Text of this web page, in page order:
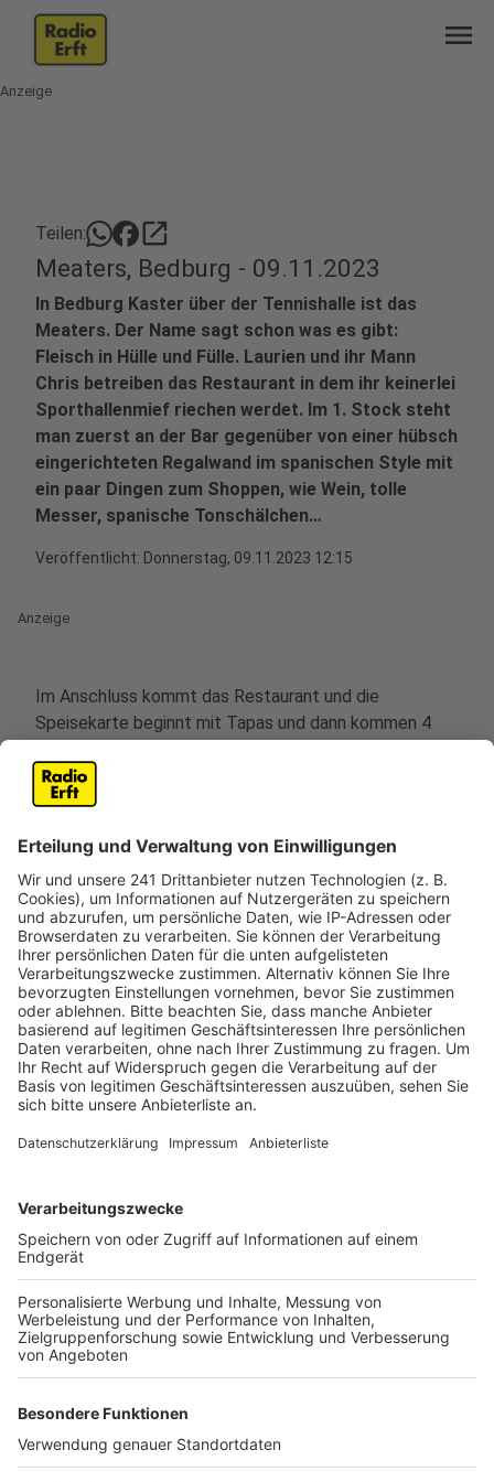
menu
Anzeige
Teilen: open_in_new
Meaters, Bedburg - 09.11.2023
In Bedburg Kaster über der Tennishalle ist das
Meaters. Der Name sagt schon was es gibt:
Fleisch in Hülle und Fülle. Laurien und ihr Mann
Chris betreiben das Restaurant in dem ihr keinerlei
Sporthallenmief riechen werdet. Im 1. Stock steht
man zuerst an der Bar gegenüber von einer hübsch
eingerichteten Regalwand im spanischen Style mit
ein paar Dingen zum Shoppen, wie Wein, tolle
Messer, spanische Tonschälchen…
Veröffentlicht: Donnerstag, 09.11.2023 12:15
Anzeige
Im Anschluss kommt das Restaurant und die
Speisekarte beginnt mit Tapas und dann kommen 4
und vom Holzkohlengrill. Das Fleisch kommt aus
Argentinien von der Farm La Montura, wo die Rinder in
wird regional als einziges Restaurant mit diesem
Fleisch beliefert. Unsere Gastrokritikerin Karin Krubeck
hatte eine Tapas vorweg, ist aber besonders
begeistert von dem frischen Brot und der
selbstgemachten Aioli. „Es gibt eine Vielzahl von
selbstgemachten Saucen, aber die Qualität des
Fleisches ist so gut, dass man es nur mit etwas Salz
genießen möchte“. Unser Tipp im Norden des Rhein-
Erft Kreises und bestellt Grüße von Radio Erft und
folgt uns auf InstagramErftgehtessen.
Anzeige
Meaters, Bedburg - 09.11.2023